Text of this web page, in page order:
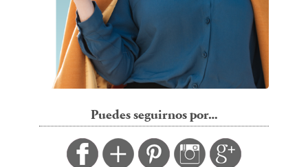
Puedes seguirnos por…